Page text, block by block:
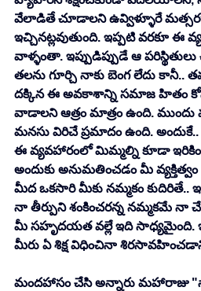
వేలాడితే చూడాలని ఉవ్విళ్ళూరే
ఇచ్చినట్లవుతుంది. ఇప్పటి వరకూ ఈ
వాళ్ళంతా. ఇప్పుడిప్పుడే ఆ
తలను గూర్చి నాకు బెంగ లేదు కానీ..
దక్కిన ఈ అవకాశాన్ని సమాజ హితం
వాడాలని ఆత్రం మాత్రం ఉంది. ముందు
మనసు విరిచే ప్రమాదం ఉంది.
ఈ వ్యవహారంలో మిమ్మల్ని కూడా
అందుకు అనుమతించడం మీ
మీద ఒకసారి మీకు నమ్మకం కుదిరితే..
నా తీర్పుని శంకించరన్న నమ్మకమే
మీ సహృదయత వల్లే ఇది సాధ్యమైంది.
మీరు ఏ శిక్ష విధించినా
మందహాసం చేసి అన్నారు మహారాజు